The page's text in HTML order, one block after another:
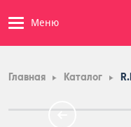
Меню
Главная Каталог